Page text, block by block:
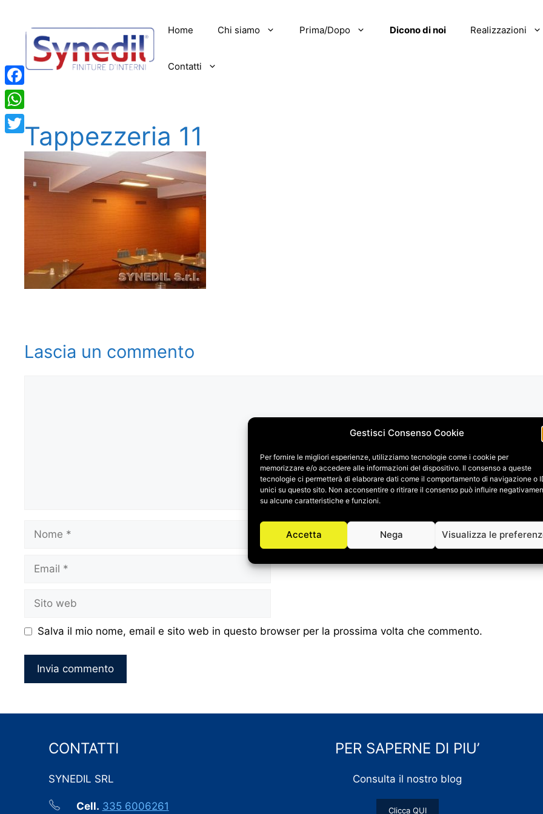
Gestisci Consenso Cookie
Per fornire le migliori esperienze, utilizziamo tecnologie come i cookie per
memorizzare e/o accedere alle informazioni del dispositivo. Il consenso a queste
tecnologie ci permetterà di elaborare dati come il comportamento di navigazione o
unici su questo sito. Non acconsentire o ritirare il consenso può influire
su alcune caratteristiche e funzioni.
Accetta Nega Visualizza le
contenuto
Home Chi siamo Prima/Dopo Dicono di noi Realizzazioni
Contatti
Tappezzeria 11
Lascia un commento
Nome
Email
Sito
web
Salva il mio nome, email e sito web in questo browser per la prossima volta che commento.
CONTATTI
SYNEDIL SRL
Cell. 335 6006261
PER SAPERNE DI PIU’
Consulta il nostro blog
Clicca QUI
Facebook
WhatsApp
Twitter